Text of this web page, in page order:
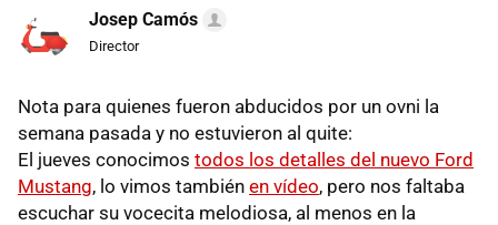
Josep Camós
Director
Nota para quienes fueron abducidos por un ovni la
semana pasada y no estuvieron al quite:
El jueves conocimos todos los detalles del nuevo Ford
Mustang, lo vimos también en vídeo, pero nos faltaba
escuchar su vocecita melodiosa, al menos en la